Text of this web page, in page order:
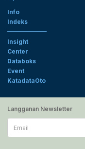
Info
Indeks
Insight
Center
Databoks
Event
KatadataOto
Langganan Newsletter
Email